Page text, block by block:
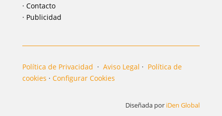
· Contacto
· Publicidad
Política de Privacidad · Aviso Legal · Política de
cookies · Configurar Cookies
Diseñada por iDen Global